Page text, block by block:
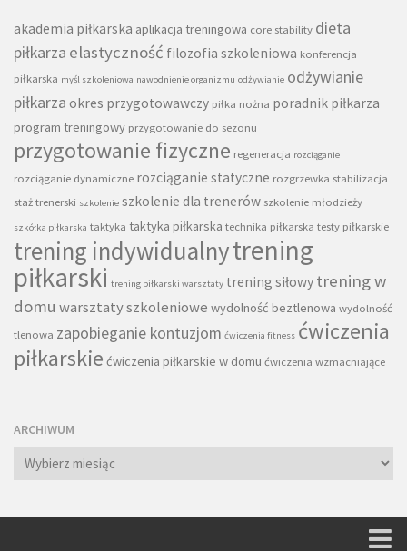
akademia piłkarska aplikacja treningowa core stability dieta
piłkarza elastyczność filozofia szkoleniowa konferencja
piłkarska myśl szkoleniowa nawodnienie organizmu odżywianie odżywianie
piłkarza okres przygotowawczy piłka nożna poradnik piłkarza
program treningowy przygotowanie do sezonu
przygotowanie fizyczne regeneracja rozciąganie
rozciąganie dynamiczne rozciąganie statyczne rozgrzewka stabilizacja
staż trenerski szkolenie szkolenie dla trenerów szkolenie młodzieży
szkółka piłkarska taktyka taktyka piłkarska technika piłkarska testy piłkarskie
trening indywidualnytrening
piłkarski trening piłkarski warsztaty trening siłowy trening w
domu warsztaty szkoleniowe wydolność beztlenowa wydolność
tlenowa zapobieganie kontuzjom ćwiczenia fitness ćwiczenia
piłkarskie ćwiczenia piłkarskie w domu ćwiczenia wzmacniające
ARCHIWUM
Archiwum